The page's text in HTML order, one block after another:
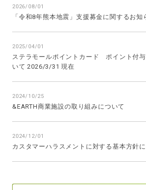
2026/08/01
「令和8年熊本地震」支援募金に関するお知
2025/04/01
ステラモールポイントカード ポイント付
いて 2026/3/31 現在
2024/10/25
&EARTH商業施設の取り組みについて
2024/12/01
カスタマーハラスメントに対する基本方針